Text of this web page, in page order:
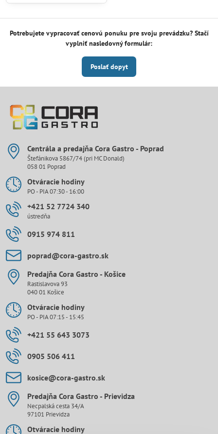
Potrebujete vypracovať cenovú ponuku pre svoju prevádzku? Stačí
vyplniť nasledovný formulár:
Poslať dopyt
Centrála a predajňa Cora Gastro - Poprad
Štefánikova 5867/74 (pri MC Donald)
058 01 Poprad
Otváracie hodiny
PO - PIA 07:30 - 16:00
+421 52 7724 340
ústredňa
0915 974 811
poprad​@cora-gastro​.sk
Predajňa Cora Gastro - Košice
Rastislavova 93
040 01 Košice
Otváracie hodiny
PO - PIA 07:15 - 15:45
+421 55 643 3073
0905 506 411
kosice​@cora-gastro​.sk
Predajňa Cora Gastro - Prievidza
Necpalská cesta 34/A
97101 Prievidza
Otváracie hodiny